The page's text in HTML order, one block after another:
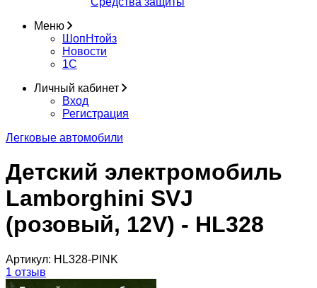
Меню
ШопНтойз
Новости
1C
Личный кабинет
Вход
Регистрация
Легковые автомобили
Детский электромобиль
Lamborghini SVJ
(розовый, 12V) - HL328
Артикул: HL328-PINK
1 отзыв